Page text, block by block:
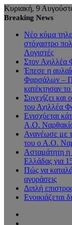
Κυριακή, 9
Breaking News
Νέο κύμα
στόχαστρο
Λογιστές
Στον
Έπεσε η
Φαρσάλων –
κατέκτησαν
Συνεχίζει
του Αχιλλέα
Ενισχύεται
Α.Ο.
Ανανέωσε με
του ο Α.Ο.
Ασταμάτητη
Ελλάδας για
Πώς να
αγοράσεις
Διπλή
Ενοικιάζεται